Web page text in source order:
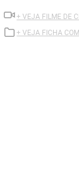
+ VEJA FILME DE
+ VEJA FICHA